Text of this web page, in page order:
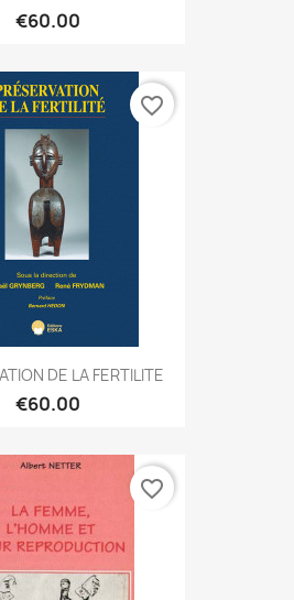
€60.00
DE LA FERTILITE
€60.00
favorite_border
favorite_border